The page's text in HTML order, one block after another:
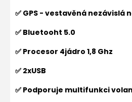
✅ GPS - vestavěná nezávislá
✅ Bluetooht 5.0
✅ Procesor 4jádro 1,8 Ghz
✅ 2xUSB
✅ Podporuje multifunkci